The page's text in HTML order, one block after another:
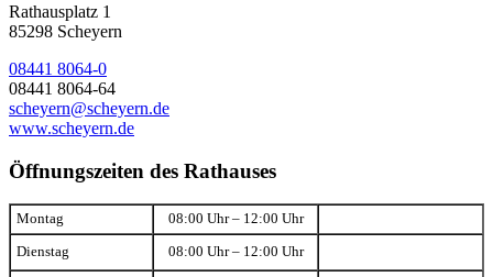
Rathausplatz 1
85298 Scheyern
08441 8064-0
08441 8064-64
scheyern@scheyern.de
www.scheyern.de
Öffnungszeiten des Rathauses
Montag 08:00 Uhr – 12:00 Uhr
Dienstag 08:00 Uhr – 12:00 Uhr